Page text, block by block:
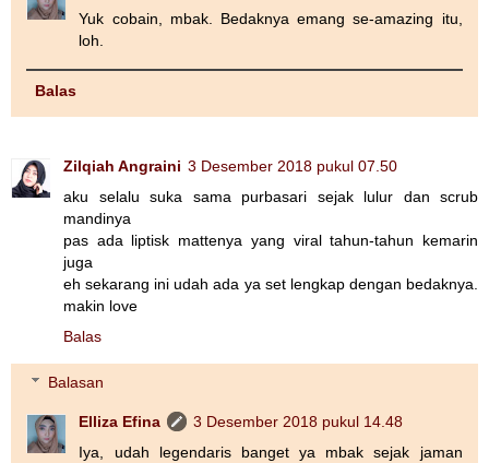
Yuk cobain, mbak. Bedaknya emang se-amazing itu,
loh.
Balas
Zilqiah Angraini 3 Desember 2018 pukul 07.50
aku selalu suka sama purbasari sejak lulur dan scrub
mandinya
pas ada liptisk mattenya yang viral tahun-tahun kemarin
juga
eh sekarang ini udah ada ya set lengkap dengan bedaknya.
makin love
Balas
Balasan
Elliza Efina
3 Desember 2018 pukul 14.48
Iya, udah legendaris banget ya mbak sejak jaman